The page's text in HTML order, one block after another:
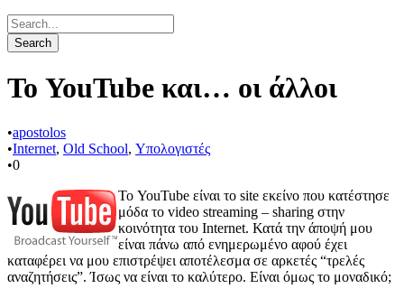
Το YouTube και… οι άλλοι
•apostolos
•Internet, Old School, Υπολογιστές
•0
Το YouTube είναι το site εκείνο που κατέστησε
μόδα το video streaming – sharing στην
κοινότητα του Internet. Κατά την άποψή μου
είναι πάνω από ενημερωμένο αφού έχει
καταφέρει να μου επιστρέψει αποτέλεσμα σε αρκετές “τρελές
αναζητήσεις”. Ίσως να είναι το καλύτερο. Είναι όμως το μοναδικό;